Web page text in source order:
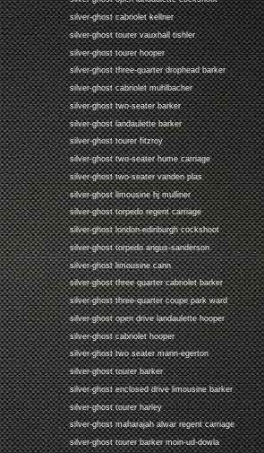
silver-ghost cabriolet kellner
silver-ghost tourer vauxhall tishler
silver-ghost tourer hooper
silver-ghost three-quarter drophead barker
silver-ghost cabriolet muhlbacher
silver-ghost two-seater barker
silver-ghost landaulette barker
silver-ghost tourer fitzroy
silver-ghost two-seater hume carriage
silver-ghost two-seater vanden plas
silver-ghost limousine hj mulliner
silver-ghost torpedo regent carriage
silver-ghost london-edinburgh cockshoot
silver-ghost torpedo angus-sanderson
silver-ghost limousine cann
silver-ghost three quarter cabriolet barker
silver-ghost three-quarter coupe park ward
silver-ghost open drive landaulette hooper
silver-ghost cabriolet hooper
silver-ghost two seater mann-egerton
silver-ghost tourer barker
silver-ghost enclosed drive limousine barker
silver-ghost tourer harley
silver-ghost maharajah alwar regent carriage
silver-ghost tourer barker moin-ud-dowla